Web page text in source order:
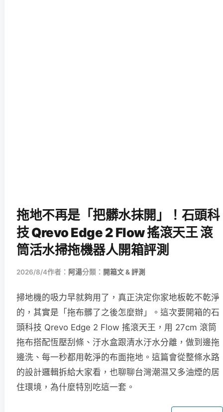
拖地不再是「把髒水抹開」！石頭科
技 Qrevo Edge 2 Flow 搖滾天王 滾
筒活水掃拖機器人開箱評測
2026/8/4作者： 阿湯分類： 開箱文 & 評測
掃地機的吸力早就夠用了，真正決定你家地板乾不乾淨
的，其實是「拖布髒了之後怎麼辦」。這次要開箱的石
頭科技 Qrevo Edge 2 Flow 搖滾天王，用 27cm 滾筒
拖布搭配恆壓刮條、汙水盒跟清水汙水分離，做到邊拖
邊洗、每一秒都用乾淨的布面拖地。這篇會從整條水路
的設計邏輯拆給大家看，也聊聊台灣潮濕又多油煙的居
住環境，為什麼特別吃這一套。